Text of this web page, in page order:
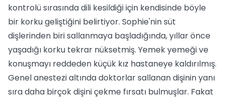
kontrolü sırasında dili kesildiği için kendisinde böyle
bir korku geliştiğini belirtiyor. Sophie'nin süt
dişlerinden biri sallanmaya başladığında, yıllar önce
yaşadığı korku tekrar nüksetmiş. Yemek yemeği ve
konuşmayı reddeden küçük kız hastaneye kaldırılmış.
Genel anestezi altında doktorlar sallanan dişinin yanı
sıra daha birçok dişini çekme fırsatı bulmuşlar. Fakat